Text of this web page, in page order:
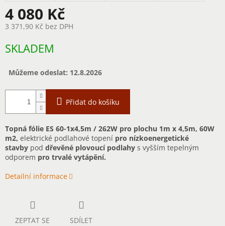
4 080 Kč
3 371,90 Kč bez DPH
cena:
SKLADEM
Můžeme odeslat: 12.8.2026
Přidat do košíku
Topná fólie ES 60-1x4,5m / 262W pro plochu 1m x 4,5m, 60W
m2, elektrické podlahové topení pro nízkoenergetické
stavby pod dřevěné plovoucí podlahy s vyšším tepelným
odporem pro trvalé vytápění.
Detailní informace
ZEPTAT SE SDÍLET